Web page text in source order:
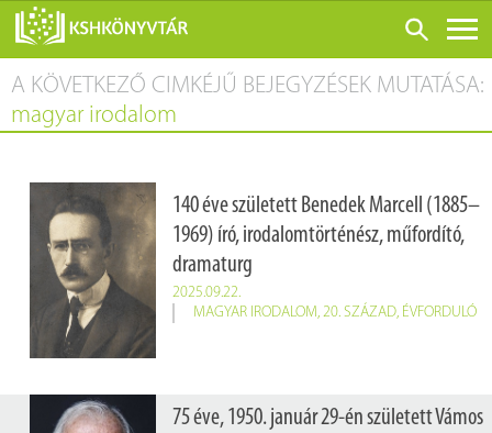
ONLINE KATALÓGUS
RÓLUNK
SZOLGÁLTATÁSOK
KONFERENCIÁK
ADATBÁZISOK
A KÖVETKEZŐ CIMKÉJŰ BEJEGYZÉSEK MUTATÁSA:
magyar irodalom
140 éve született Benedek Marcell (1885–
1969) író, irodalomtörténész, műfordító,
dramaturg
2025.09.22.
MAGYAR IRODALOM, 20. SZÁZAD, ÉVFORDULÓ
75 éve, 1950. január 29-én született Vámos